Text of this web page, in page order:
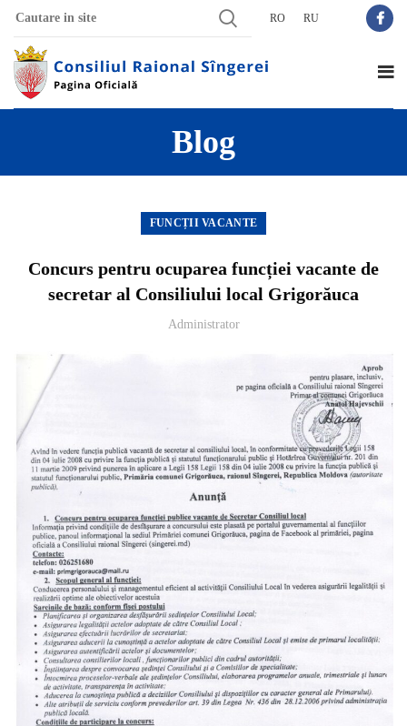
RO RU
Blog
FUNCȚII VACANTE
Concurs pentru ocuparea funcției vacante de
secretar al Consiliului local Grigorăuca
Administrator